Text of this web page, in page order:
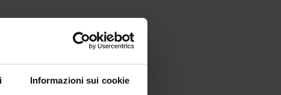
Informazioni sui cookie